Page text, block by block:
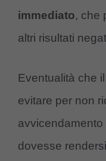
immediato, che
altri risultati
Eventualità che
evitare per non
dovesse